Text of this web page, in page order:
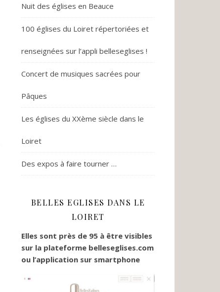
Nuit des églises en Beauce
100 églises du Loiret répertoriées et
renseignées sur l’appli belleseglises !
Concert de musiques sacrées pour
Pâques
Les églises du XXème siècle dans le
Loiret
Des expos à faire tourner …
BELLES EGLISES DANS LE
LOIRET
Elles sont près de 95 à être visibles
sur la plateforme belleseglises.com
ou l’application sur smartphone